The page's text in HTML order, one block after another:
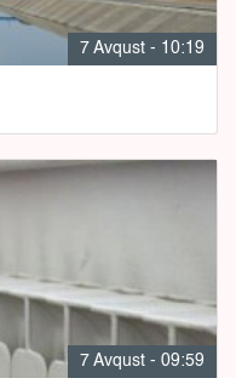
7 Avqust - 10:19
7 Avqust - 09:59